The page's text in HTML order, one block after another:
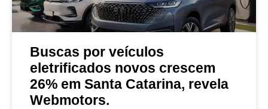
Buscas por veículos
eletrificados novos crescem
26% em Santa Catarina, revela
Webmotors.